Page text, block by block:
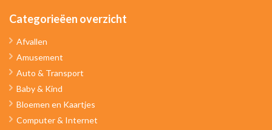
Categorieëen overzicht
Afvallen
Amusement
Auto & Transport
Baby & Kind
Bloemen en Kaartjes
Computer & Internet